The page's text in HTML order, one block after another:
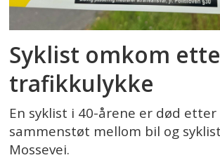
Syklist omkom
trafikkulykke
En syklist i 40-årene er død
sammenstøt mellom bil og
Mossevei.